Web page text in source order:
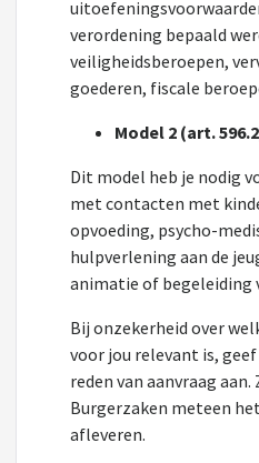
verordening bepaald
veiligheidsberoepen,
goederen, fiscale
Model 2 (art.
Dit model heb je nodig
met contacten met
opvoeding, psycho-
hulpverlening aan de
animatie of begeleiding
Bij onzekerheid over
voor jou relevant is,
reden van aanvraag
Burgerzaken meteen
afleveren.